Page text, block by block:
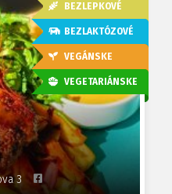
BEZLEPKOVÉ
BEZLAKTÓZOVÉ
VEGÁNSKE
VEGETARIÁNSKE
3